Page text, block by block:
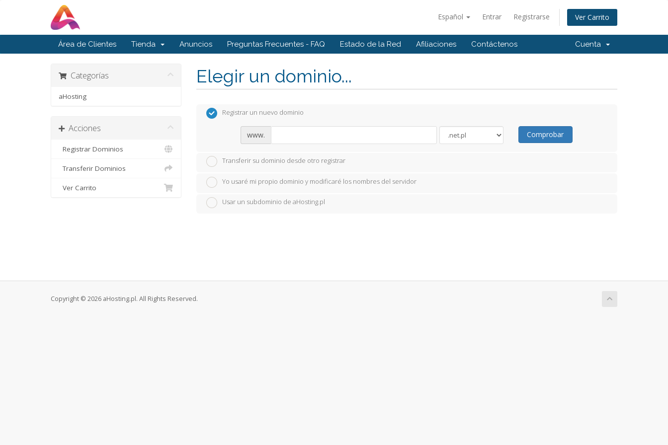
Español Entrar Registrarse Ver Carrito
Área de Clientes Tienda Anuncios Preguntas Frecuentes - FAQ Estado de la Red Afiliaciones Contáctenos Cuenta
Elegir un dominio...
Categorías
aHosting
Acciones
Registrar Dominios
Transferir Dominios
Ver Carrito
Registrar un nuevo dominio
www. Comprobar
Transferir su dominio desde otro registrar
Yo usaré mi propio dominio y modificaré los nombres del servidor
Usar un subdominio de aHosting.pl
Copyright © 2026 aHosting.pl. All Rights Reserved.